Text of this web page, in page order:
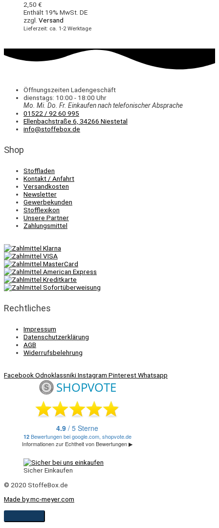
2,50 €
Enthält 19% MwSt. DE
zzgl. Versand
Lieferzeit: ca. 1-2 Werktage
Öffnungszeiten Ladengeschäft
dienstags: 10:00 - 18:00 Uhr
Mo. Mi. Do. Fr. Einkaufennach telefonischer Absprache
01522 / 92 60 995
Ellenbachstraße 6, 34266 Niestetal
info@stoffebox.de
Shop
Stoffladen
Kontakt / Anfahrt
Versandkosten
Newsletter
Gewerbekunden
Stofflexikon
Unsere Partner
Zahlungsmittel
Rechtliches
Impressum
Datenschutzerklärung
AGB
Widerrufsbelehrung
FacebookOdnoklassnikiInstagram PinterestWhatsapp
Sicher Einkaufen
© 2020 StoffeBox.de
Made by mc-meyer.com